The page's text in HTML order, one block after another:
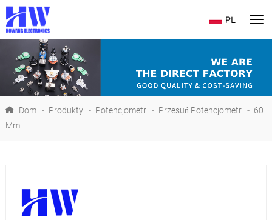
PL
Dom - Produkty - Potencjometr - Przesuń Potencjometr - 60
Mm